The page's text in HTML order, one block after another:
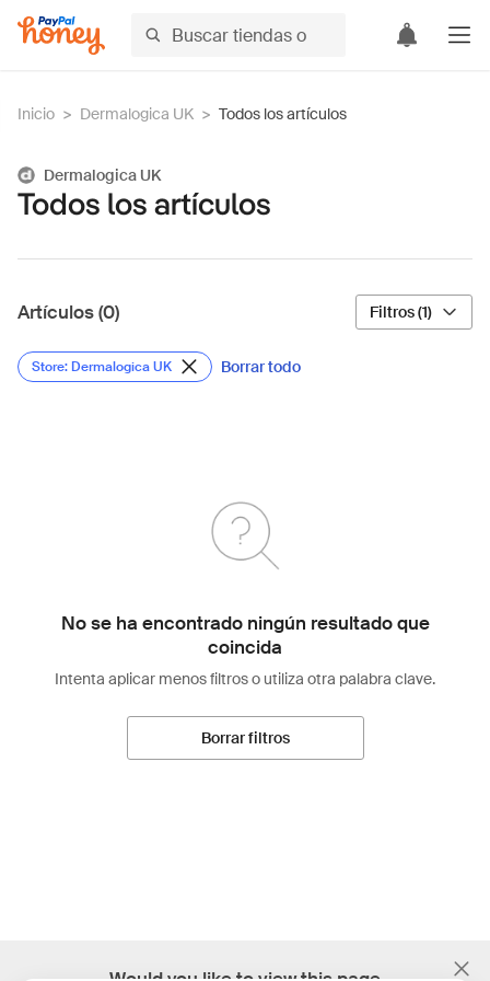
Inicio > Dermalogica UK > Todos los artículos
Dermalogica UK
Todos los artículos
Artículos (0) Filtros (1)
Store: Dermalogica UK Borrar todo
No se ha encontrado ningún resultado que
coincida
Intenta aplicar menos filtros o utiliza otra palabra clave.
Borrar filtros